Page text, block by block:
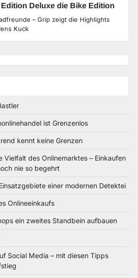
Deluxe die Bike Edition
– Grip zeigt die Highlights
Kuck
ist Grenzenlos
kennt keine Grenzen
Vielfalt des Onlinemarktes – Einkaufen
nie so begehrt
einer modernen Detektei
Onlineeinkaufs
ein zweites Standbein aufbauen
Social Media – mit diesen Tipps